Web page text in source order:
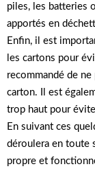
piles, les batteries
apportés en
Enfin, il est
les cartons pour
recommandé de
carton. Il est
trop haut pour
En suivant ces
déroulera en toute
propre et